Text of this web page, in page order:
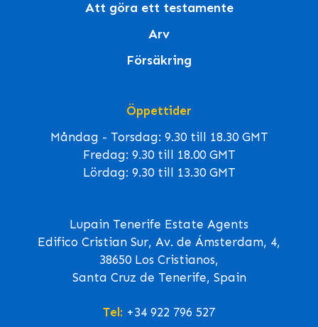
Att göra ett testamente
Arv
Försäkring
Öppettider
Måndag - Torsdag: 9.30 till 18.30 GMT
Fredag: 9.30 till 18.00 GMT
Lördag: 9.30 till 13.30 GMT
Lupain Tenerife Estate Agents
Edifico Cristian Sur, Av. de Ámsterdam, 4,
38650 Los Cristianos,
Santa Cruz de Tenerife, Spain
Tel: +34 922 796 527